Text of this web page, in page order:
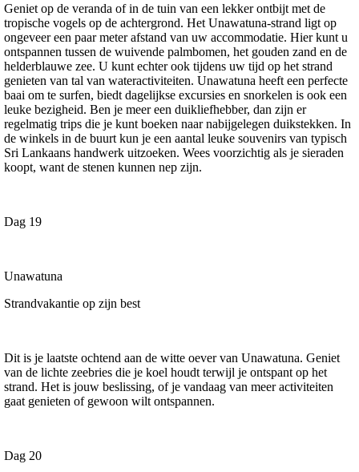
Geniet op de veranda of in de tuin van een lekker ontbijt met de
tropische vogels op de achtergrond. Het Unawatuna-strand ligt op
ongeveer een paar meter afstand van uw accommodatie. Hier kunt u
ontspannen tussen de wuivende palmbomen, het gouden zand en de
helderblauwe zee. U kunt echter ook tijdens uw tijd op het strand
genieten van tal van wateractiviteiten. Unawatuna heeft een perfecte
baai om te surfen, biedt dagelijkse excursies en snorkelen is ook een
leuke bezigheid. Ben je meer een duikliefhebber, dan zijn er
regelmatig trips die je kunt boeken naar nabijgelegen duikstekken. In
de winkels in de buurt kun je een aantal leuke souvenirs van typisch
Sri Lankaans handwerk uitzoeken. Wees voorzichtig als je sieraden
koopt, want de stenen kunnen nep zijn.
Dag 19
Unawatuna
Strandvakantie op zijn best
Dit is je laatste ochtend aan de witte oever van Unawatuna. Geniet
van de lichte zeebries die je koel houdt terwijl je ontspant op het
strand. Het is jouw beslissing, of je vandaag van meer activiteiten
gaat genieten of gewoon wilt ontspannen.
Dag 20